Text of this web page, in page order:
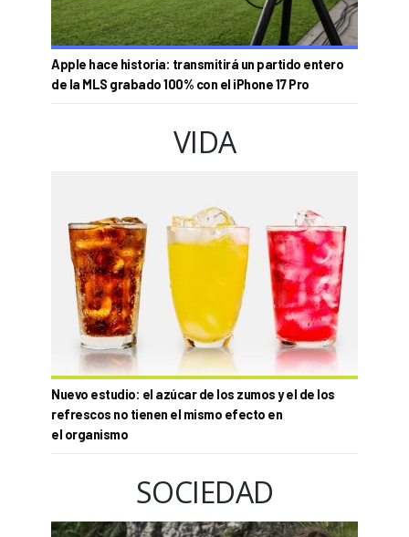
Apple hace historia: transmitirá un partido entero
de la MLS grabado 100% con el iPhone 17 Pro
VIDA
Nuevo estudio: el azúcar de los zumos y el de los
refrescos no tienen el mismo efecto en
el organismo
SOCIEDAD